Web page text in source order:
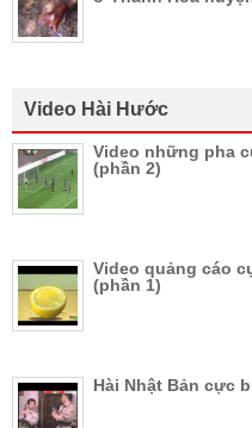
Video Hài Hước
Video những pha
(phần 2)
Video quảng cáo
(phần 1)
Hài Nhật Bản cực